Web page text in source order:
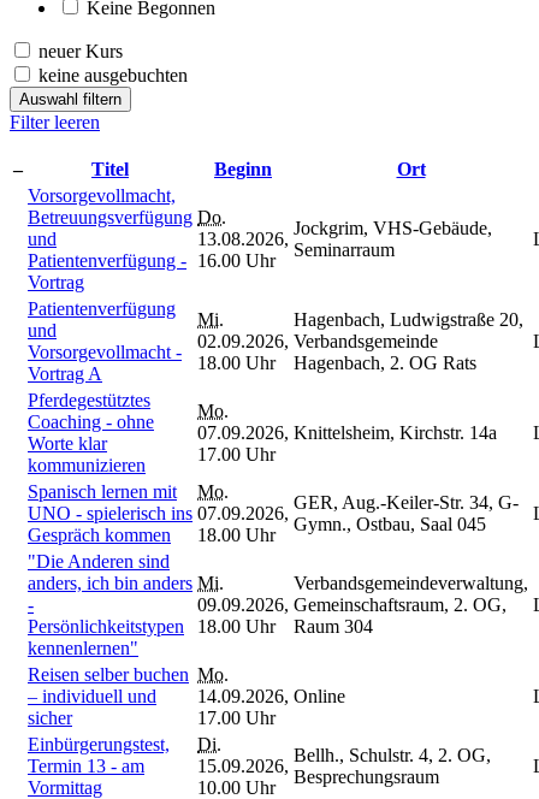
Keine Begonnen
neuer Kurs
keine ausgebuchten
Auswahl filtern
Filter leeren
– Titel Beginn
Ort
Vorsorgevollmacht,
Betreuungsverfügung
und
Patientenverfügung -
Vortrag
Do.
13.08.2026,
16.00 Uhr
Jockgrim, VHS-Gebäude,
Seminarraum
Patientenverfügung
und
Vorsorgevollmacht -
Vortrag A
Mi.
02.09.2026,
18.00 Uhr
Hagenbach, Ludwigstraße 20,
Verbandsgemeinde
Hagenbach, 2. OG Rats
Pferdegestütztes
Coaching - ohne
Worte klar
kommunizieren
Mo.
07.09.2026,
17.00 Uhr
Knittelsheim, Kirchstr. 14a
Spanisch lernen mit
UNO - spielerisch ins
Gespräch kommen
Mo.
07.09.2026,
18.00 Uhr
GER, Aug.-Keiler-Str. 34, G-
Gymn., Ostbau, Saal 045
"Die Anderen sind
anders, ich bin anders
-
Persönlichkeitstypen
kennenlernen"
Mi.
09.09.2026,
18.00 Uhr
Verbandsgemeindeverwaltung,
Gemeinschaftsraum, 2. OG,
Raum 304
Reisen selber buchen
– individuell und
sicher
Mo.
14.09.2026,
17.00 Uhr
Online
Einbürgerungstest,
Termin 13 - am
Vormittag
Di.
15.09.2026,
10.00 Uhr
Bellh., Schulstr. 4, 2. OG,
Besprechungsraum